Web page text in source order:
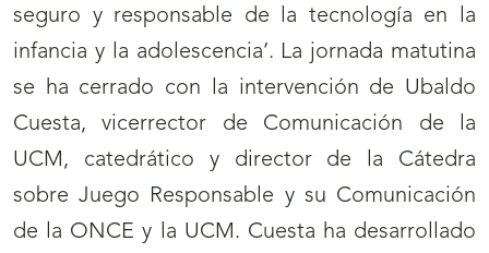
seguro y responsable de la tecnología en la
infancia y la adolescencia’. La jornada matutina
se ha cerrado con la intervención de Ubaldo
Cuesta, vicerrector de Comunicación de la
UCM, catedrático y director de la Cátedra
sobre Juego Responsable y su Comunicación
de la ONCE y la UCM. Cuesta ha desarrollado